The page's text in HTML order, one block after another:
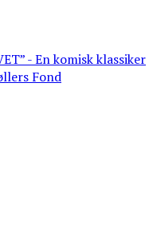
- En komisk klassiker
Fond